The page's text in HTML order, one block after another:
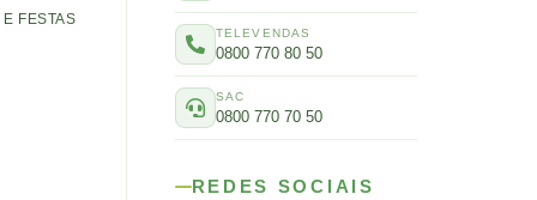
FESTAS
TELEVENDAS
0800 770 80 50
SAC
0800 770 70 50
REDES SOCIAIS